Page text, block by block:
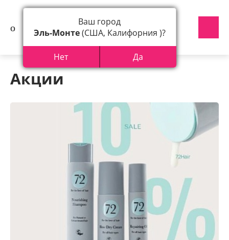
Акции
Ваш город
Эль-Монте(США, Калифорния )?
Нет Да